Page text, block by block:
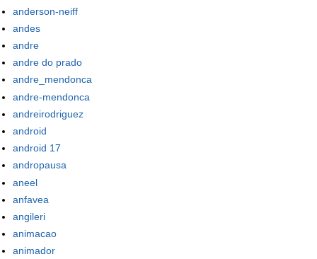
anderson-neiff
andes
andre
andre do prado
andre_mendonca
andre-mendonca
andreirodriguez
android
android 17
andropausa
aneel
anfavea
angileri
animacao
animador